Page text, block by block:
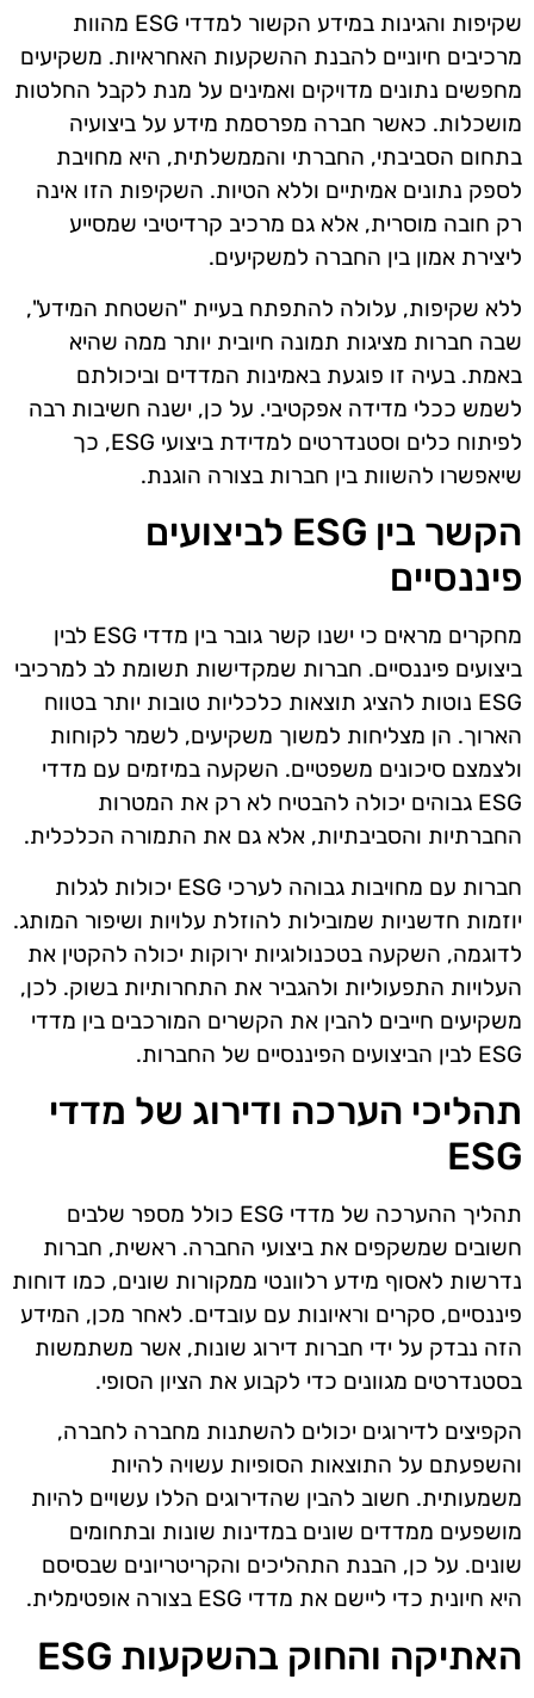
שקיפות והגינות במידע הקשור למדדי ESG מהוות
מרכיבים חיוניים להבנת ההשקעות האחראיות. משקיעים
מחפשים נתונים מדויקים ואמינים על מנת לקבל החלטות
מושכלות. כאשר חברה מפרסמת מידע על ביצועיה
בתחום הסביבתי, החברתי והממשלתית, היא מחויבת
לספק נתונים אמיתיים וללא הטיות. השקיפות הזו אינה
רק חובה מוסרית, אלא גם מרכיב קרדיטיבי שמסייע
ליצירת אמון בין החברה למשקיעים.
ללא שקיפות, עלולה להתפתח בעיית "השטחת המידע",
שבה חברות מציגות תמונה חיובית יותר ממה שהיא
באמת. בעיה זו פוגעת באמינות המדדים וביכולתם
לשמש ככלי מדידה אפקטיבי. על כן, ישנה חשיבות רבה
לפיתוח כלים וסטנדרטים למדידת ביצועי ESG, כך
שיאפשרו להשוות בין חברות בצורה הוגנת.
הקשר בין ESG לביצועים
פיננסיים
מחקרים מראים כי ישנו קשר גובר בין מדדי ESG לבין
ביצועים פיננסיים. חברות שמקדישות תשומת לב למרכיבי
ESG נוטות להציג תוצאות כלכליות טובות יותר בטווח
הארוך. הן מצליחות למשוך משקיעים, לשמר לקוחות
ולצמצם סיכונים משפטיים. השקעה במיזמים עם מדדי
ESG גבוהים יכולה להבטיח לא רק את המטרות
החברתיות והסביבתיות, אלא גם את התמורה הכלכלית.
חברות עם מחויבות גבוהה לערכי ESG יכולות לגלות
יוזמות חדשניות שמובילות להוזלת עלויות ושיפור המותג.
לדוגמה, השקעה בטכנולוגיות ירוקות יכולה להקטין את
העלויות התפעוליות ולהגביר את התחרותיות בשוק. לכן,
משקיעים חייבים להבין את הקשרים המורכבים בין מדדי
ESG לבין הביצועים הפיננסיים של החברות.
תהליכי הערכה ודירוג של מדדי
ESG
תהליך ההערכה של מדדי ESG כולל מספר שלבים
חשובים שמשקפים את ביצועי החברה. ראשית, חברות
נדרשות לאסוף מידע רלוונטי ממקורות שונים, כמו דוחות
פיננסיים, סקרים וראיונות עם עובדים. לאחר מכן, המידע
הזה נבדק על ידי חברות דירוג שונות, אשר משתמשות
בסטנדרטים מגוונים כדי לקבוע את הציון הסופי.
הקפיצים לדירוגים יכולים להשתנות מחברה לחברה,
והשפעתם על התוצאות הסופיות עשויה להיות
משמעותית. חשוב להבין שהדירוגים הללו עשויים להיות
מושפעים ממדדים שונים במדינות שונות ובתחומים
שונים. על כן, הבנת התהליכים והקריטריונים שבסיסם
היא חיונית כדי ליישם את מדדי ESG בצורה אופטימלית.
האתיקה והחוק בהשקעות ESG